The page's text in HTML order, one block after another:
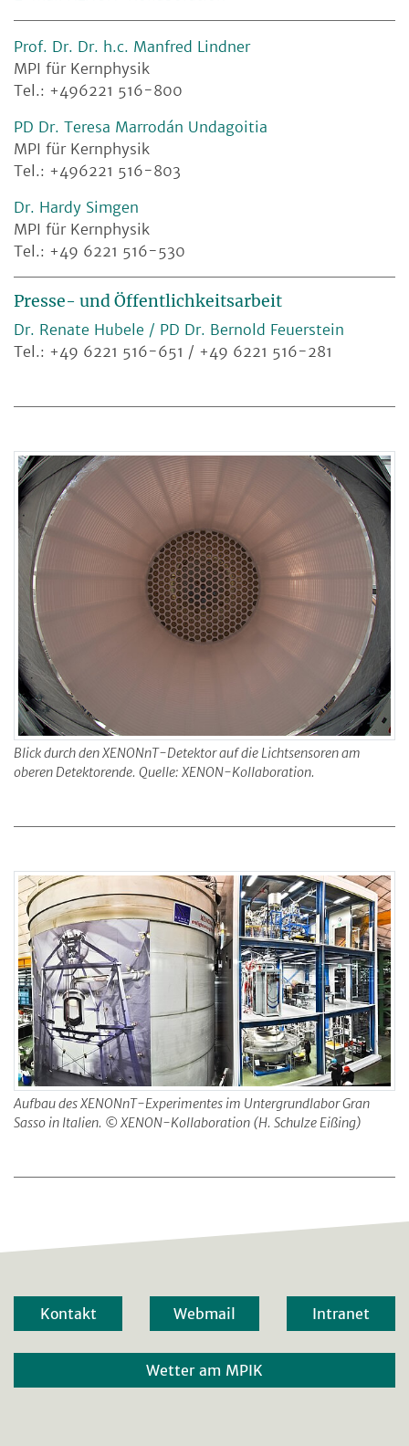
Prof. Dr. Dr. h.c. Manfred Lindner
MPI für Kernphysik
Tel.: +496221 516-800
PD Dr. Teresa Marrodán Undagoitia
MPI für Kernphysik
Tel.: +496221 516-803
Dr. Hardy Simgen
MPI für Kernphysik
Tel.: +49 6221 516-530
Presse- und Öffentlichkeitsarbeit
Dr. Renate Hubele / PD Dr. Bernold Feuerstein
Tel.: +49 6221 516-651 / +49 6221 516-281
Blick durch den XENONnT-Detektor auf die Lichtsensoren am
oberen Detektorende. Quelle: XENON-Kollaboration.
Aufbau des XENONnT-Experimentes im Untergrundlabor Gran
Sasso in Italien. © XENON-Kollaboration (H. Schulze Eißing)
Kontakt Webmail Intranet
Wetter am MPIK